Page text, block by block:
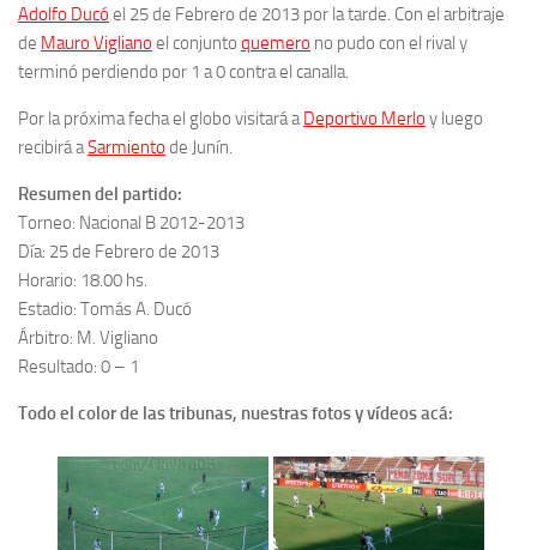
Adolfo Ducó el 25 de Febrero de 2013 por la tarde. Con el arbitraje
de Mauro Vigliano el conjunto quemero no pudo con el rival y
terminó perdiendo por 1 a 0 contra el canalla.
Por la próxima fecha el globo visitará a Deportivo Merlo y luego
recibirá aSarmiento de Junín.
Resumen del partido:
Torneo: Nacional B 2012-2013
Día: 25 de Febrero de 2013
Horario: 18.00 hs.
Estadio: Tomás A. Ducó
Árbitro: M. Vigliano
Resultado: 0 – 1
Todo el color de las tribunas, nuestras fotos y vídeos acá: